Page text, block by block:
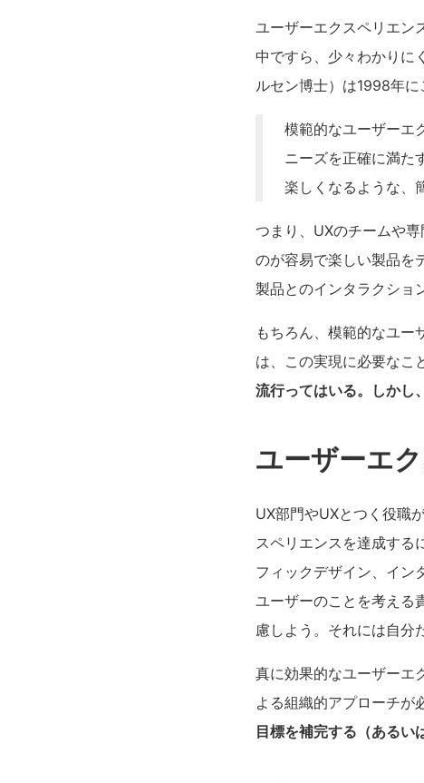
ユーザーエクスペリエン
中ですら、少々わかり
ルセン博士）は1998年に
模範的なユーザーエ
ニーズを正確に満た
楽しくなるような、
つまり、UXのチームや
のが容易で楽しい製品を
製品とのインタラクショ
もちろん、模範的なユー
は、この実現に必要なこ
流行ってはいる。しかし
ユーザーエ
UX部門やUXとつく役職
スペリエンスを達成する
フィックデザイン、イン
ユーザーのことを考える
慮しよう。それには自分
真に効果的なユーザーエ
よる組織的アプローチが
目標を補完する（あるい